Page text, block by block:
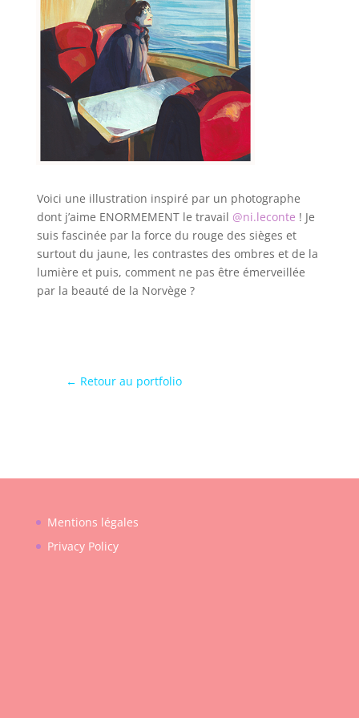
Voici une illustration inspiré par un photographe
dont j’aime ENORMEMENT le travail @ni.leconte ! Je
suis fascinée par la force du rouge des sièges et
surtout du jaune, les contrastes des ombres et de la
lumière et puis, comment ne pas être émerveillée
par la beauté de la Norvège ?
← Retour au portfolio
Mentions légales
Privacy Policy